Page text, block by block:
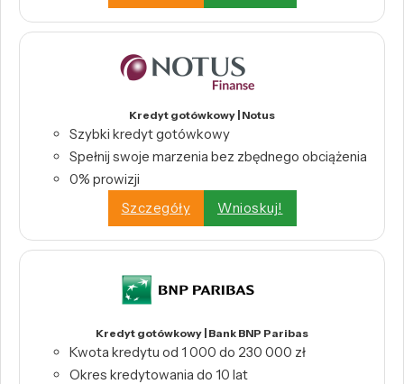
Kredyt gotówkowy | Notus
Szybki kredyt gotówkowy
Spełnij swoje marzenia bez zbędnego obciążenia
0% prowizji
Szczegóły
Wnioskuj!
Kredyt gotówkowy | Bank BNP Paribas
Kwota kredytu od 1 000 do 230 000 zł
Okres kredytowania do 10 lat